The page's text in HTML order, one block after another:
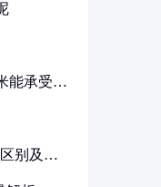
能承受多
别及其